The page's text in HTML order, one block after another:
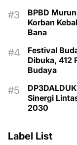
BPBD
Korban
Bana
Festival
Dibuka, 412
Budaya
Sinergi
2030
Label List